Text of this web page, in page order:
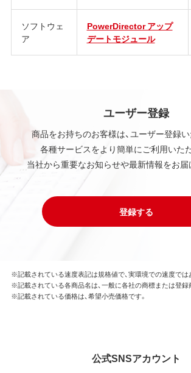
ソフトウェ
ア
PowerDirector アップ
デートモジュール
ユーザー登録
商品をお持ちのお客様は、ユーザー登録
各種サービスをより簡単にご利用いた
当社から重要なお知らせや最新情報をお届
登録する
※記載されている速度表記は規格値で、実環境での速度では
※記載されている各商品名は、一般に各社の商標または登録
※記載されている価格は、希望小売価格です。
公式SNSアカウント